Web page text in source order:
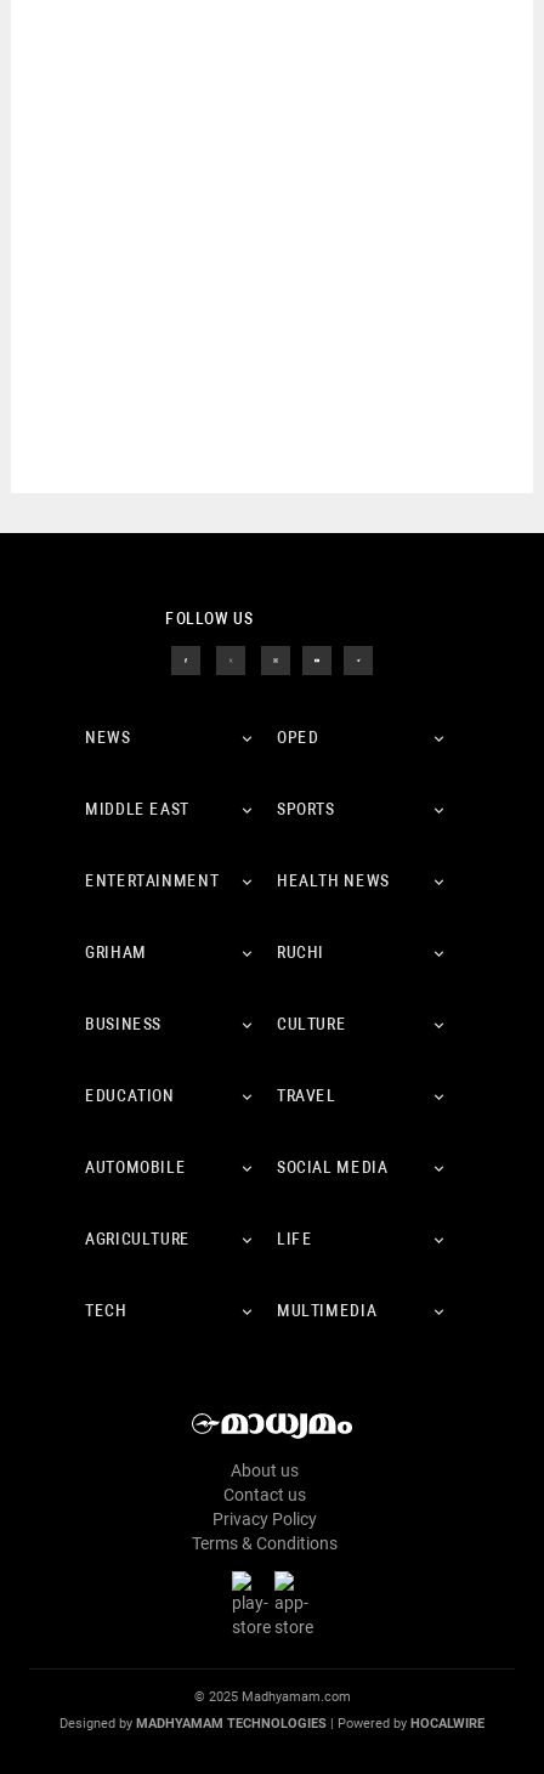
FOLLOW US
NEWS OPED
MIDDLE EAST SPORTS
ENTERTAINMENT HEALTH NEWS
GRIHAM RUCHI
BUSINESS CULTURE
EDUCATION TRAVEL
AUTOMOBILE SOCIAL MEDIA
AGRICULTURE LIFE
TECH MULTIMEDIA
About us
Contact us
Privacy Policy
Terms & Conditions
© 2025 Madhyamam.com
Designed by MADHYAMAM TECHNOLOGIES | Powered by HOCALWIRE